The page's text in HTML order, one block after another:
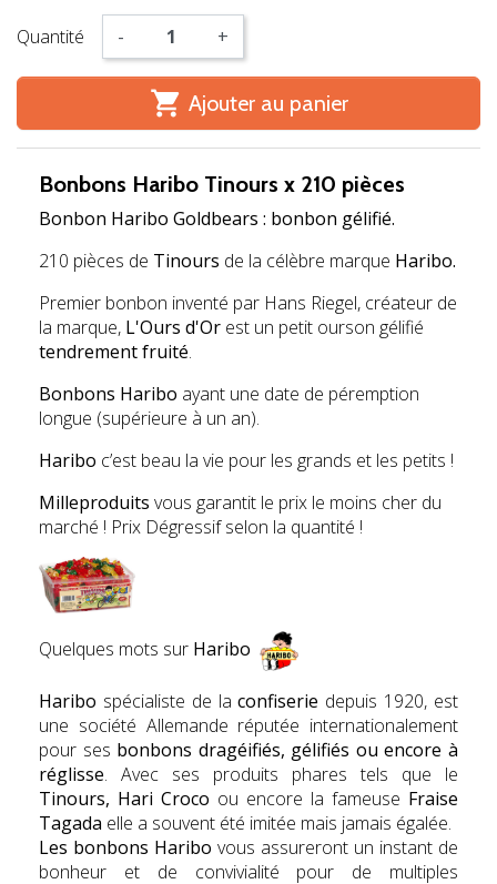
Quantité - +
 Ajouter au panier
Bonbons Haribo Tinours x 210 pièces
Bonbon Haribo Goldbears : bonbon gélifié.
210 pièces de Tinours de la célèbre marque Haribo.
Premier bonbon inventé par Hans Riegel, créateur de
la marque, L'Ours d'Or est un petit ourson gélifié
tendrement fruité.
Bonbons Haribo ayant une date de péremption
longue (supérieure à un an).
Haribo c’est beau la vie pour les grands et les petits !
Milleproduits vous garantit le prix le moins cher du
marché ! Prix Dégressif selon la quantité !
Quelques mots sur Haribo
Haribo spécialiste de laconfiserie depuis 1920, est
une société Allemande réputée internationalement
pour ses bonbons dragéifiés, gélifiés ou encore à
réglisse. Avec ses produits phares tels que le
Tinours, Hari Croco ou encore la fameuse Fraise
Tagada elle a souvent été imitée mais jamais égalée.
Les bonbons Haribo vous assureront un instant de
bonheur et de convivialité pour de multiples